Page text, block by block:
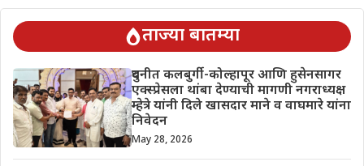
ताज्या बातम्या
दुधनीत कलबुर्गी-कोल्हापूर आणि हुसेनसागर
एक्स्प्रेसला थांबा देण्याची मागणी नगराध्यक्ष
म्हेत्रे यांनी दिले खासदार माने व वाघमारे यांना
निवेदन
May 28, 2026